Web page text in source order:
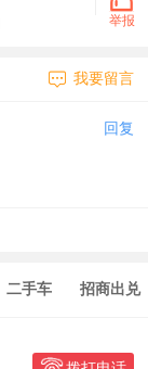
举报
我要留言
回复
招商出兑 装修建材